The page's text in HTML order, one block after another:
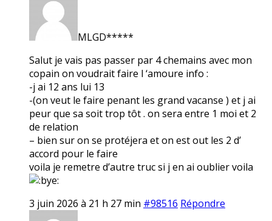
MLGD*****
Salut je vais pas passer par 4 chemains avec mon
copain on voudrait faire l ‘amoure info :
-j ai 12 ans lui 13
-(on veut le faire penant les grand vacanse ) et j ai
peur que sa soit trop tôt . on sera entre 1 moi et 2
de relation
– bien sur on se protéjera et on est out les 2 d’
accord pour le faire
voila je remetre d’autre truc si j en ai oublier voila
3 juin 2026 à 21 h 27 min #98516 Répondre